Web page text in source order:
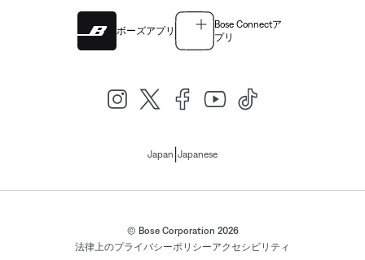
ボーズアプリ
Bose Connectア
プリ
Japan Japanese
© Bose Corporation 2026
法律上のプライバシーポリシーアクセシビリティ